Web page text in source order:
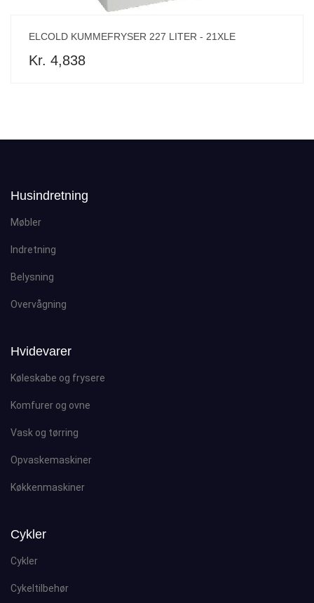
ELCOLD KUMMEFRYSER 227 LITER - 21XLE
Kr. 4,838
Husindretning
Møbler
Indretning
Belysning
Overvågning
Hvidevarer
Køleskabe og frysere
Komfurer og ovne
Vask og tørring
Opvaskemaskiner
Køkkenmaskiner
Cykler
Cykler
Cykeltilbehør